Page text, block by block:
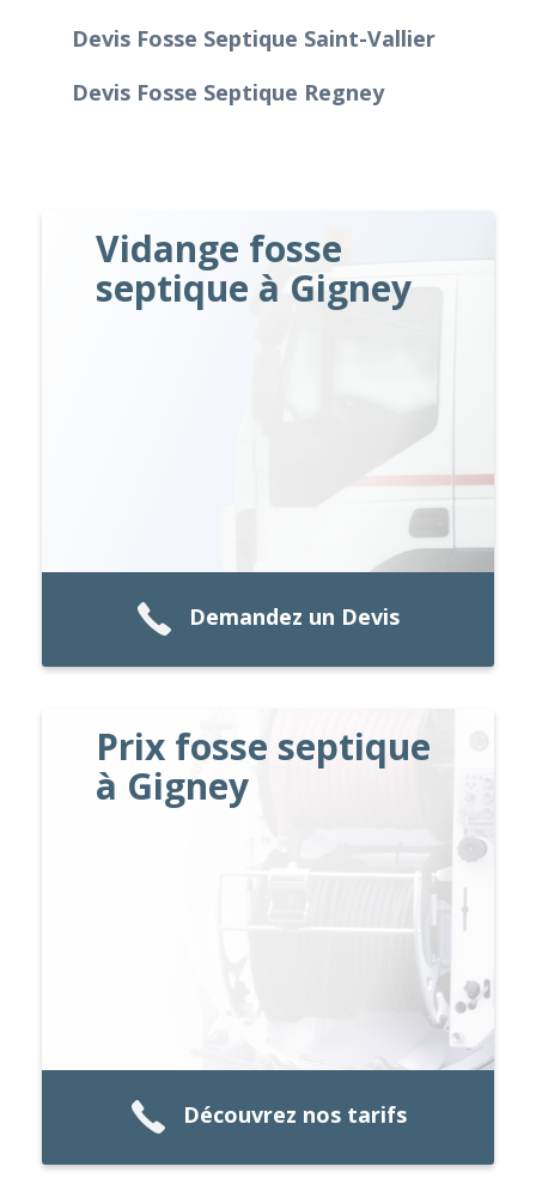
Devis Fosse Septique Saint-Vallier
Devis Fosse Septique Regney
Vidange fosse
septique à Gigney
Demandez un Devis
Prix fosse septique
à Gigney
Découvrez nos tarifs